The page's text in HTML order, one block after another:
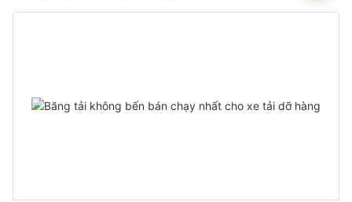
hàng